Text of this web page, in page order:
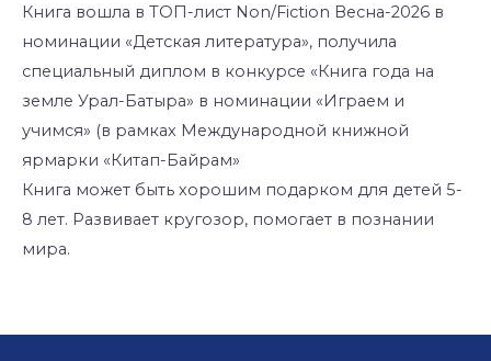
Книга вошла в ТОП-лист Non/Fiction Весна-2026 в
номинации «Детская литература», получила
специальный диплом в конкурсе «Книга года на
земле Урал-Батыра» в номинации «Играем и
учимся» (в рамках Международной книжной
ярмарки «Китап-Байрам»
Книга может быть хорошим подарком для детей 5-
8 лет. Развивает кругозор, помогает в познании
мира.